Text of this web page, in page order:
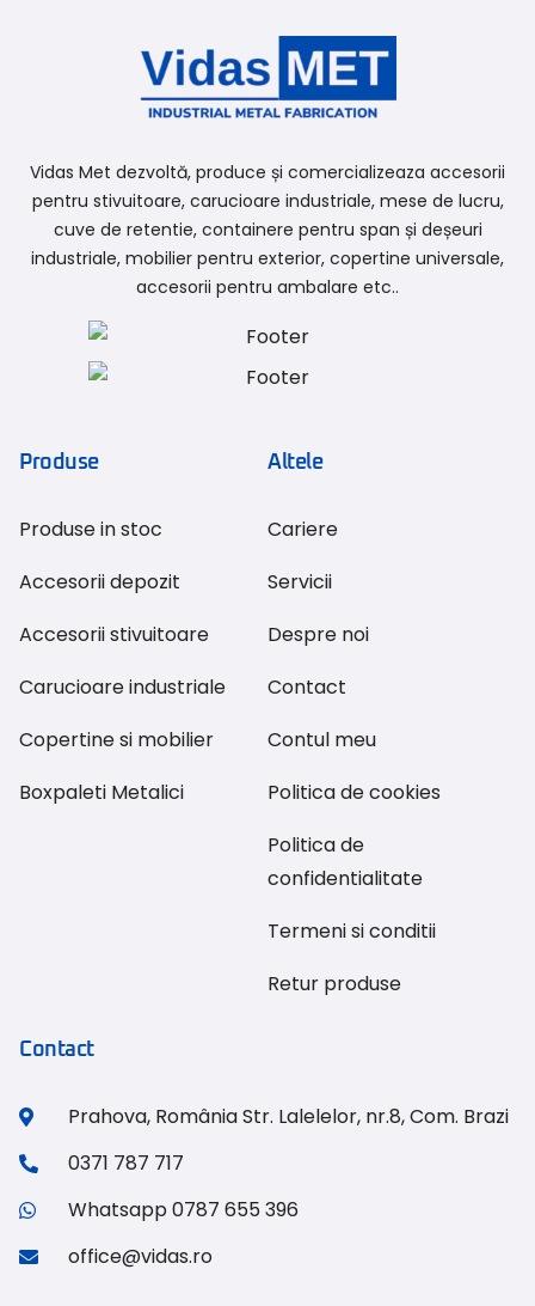
Vidas Met dezvoltă, produce și comercializeaza accesorii
pentru stivuitoare, carucioare industriale, mese de lucru,
cuve de retentie, containere pentru span și deșeuri
industriale, mobilier pentru exterior, copertine universale,
accesorii pentru ambalare etc..
Produse
Produse in stoc
Accesorii depozit
Accesorii stivuitoare
Carucioare industriale
Copertine si mobilier
Boxpaleti Metalici
Altele
Cariere
Servicii
Despre noi
Contact
Contul meu
Politica de cookies
Politica de
confidentialitate
Termeni si conditii
Retur produse
Contact
Prahova, România Str. Lalelelor, nr.8, Com. Brazi
0371 787 717
Whatsapp 0787 655 396
office@vidas.ro